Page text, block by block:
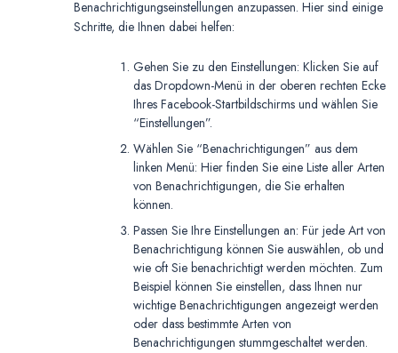
Benachrichtigungseinstellungen anzupassen. Hier sind einige
Schritte, die Ihnen dabei helfen:
Gehen Sie zu den Einstellungen: Klicken Sie auf
das Dropdown-Menü in der oberen rechten Ecke
Ihres Facebook-Startbildschirms und wählen Sie
“Einstellungen”.
Wählen Sie “Benachrichtigungen” aus dem
linken Menü: Hier finden Sie eine Liste aller Arten
von Benachrichtigungen, die Sie erhalten
können.
Passen Sie Ihre Einstellungen an: Für jede Art von
Benachrichtigung können Sie auswählen, ob und
wie oft Sie benachrichtigt werden möchten. Zum
Beispiel können Sie einstellen, dass Ihnen nur
wichtige Benachrichtigungen angezeigt werden
oder dass bestimmte Arten von
Benachrichtigungen stummgeschaltet werden.